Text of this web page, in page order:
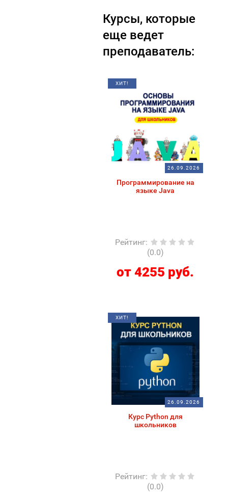
Курсы, которые
еще ведет
преподаватель:
ХИТ!
26.09.2026
Программирование на
языке Java
Рейтинг:
(0.0)
от 4255 руб.
ХИТ!
26.09.2026
Курс Python для
школьников
Рейтинг:
(0.0)